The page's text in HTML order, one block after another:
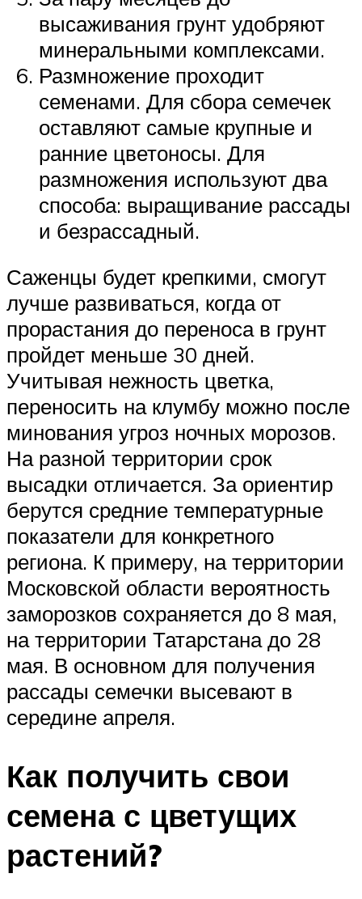
высаживания грунт удобряют
минеральными комплексами.
Размножение проходит
семенами. Для сбора семечек
оставляют самые крупные и
ранние цветоносы. Для
размножения используют два
способа: выращивание рассады
и безрассадный.
Саженцы будет крепкими, смогут
лучше развиваться, когда от
прорастания до переноса в грунт
пройдет меньше 30 дней.
Учитывая нежность цветка,
переносить на клумбу можно после
минования угроз ночных морозов.
На разной территории срок
высадки отличается. За ориентир
берутся средние температурные
показатели для конкретного
региона. К примеру, на территории
Московской области вероятность
заморозков сохраняется до 8 мая,
на территории Татарстана до 28
мая. В основном для получения
рассады семечки высевают в
середине апреля.
Как получить свои
семена с цветущих
растений?